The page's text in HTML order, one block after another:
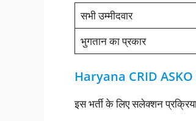
सभी उम्मीदवार
भुगतान का प्रकार
Haryana CRID
इस भर्ती के लिए सलेक्शन